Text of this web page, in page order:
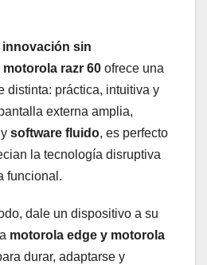
innovación sin
motorola razr 60 ofrece una
distinta: práctica, intuitiva y
externa amplia,
software fluido, es perfecto
la tecnología disruptiva
funcional.
dale un dispositivo a su
motorola edge y motorola
durar, adaptarse y